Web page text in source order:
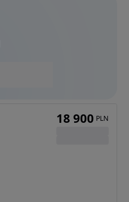
18 900 PLN